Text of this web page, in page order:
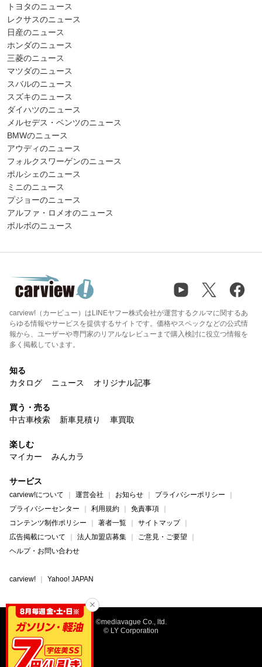
トヨタのニュース
レクサスのニュース
日産のニュース
ホンダのニュース
三菱のニュース
マツダのニュース
スバルのニュース
スズキのニュース
ダイハツのニュース
メルセデス・ベンツのニュース
BMWのニュース
アウディのニュース
フォルクスワーゲンのニュース
ポルシェのニュース
ミニのニュース
プジョーのニュース
アルファ・ロメオのニュース
ボルボのニュース
carview!（カービュー）はLINEヤフー株式会社が運営するクルマに関するあ
らゆる情報やサービスを提供するサイトです。価格やスペックなどの公式情
報から、ユーザーや専門家のリアルなレビューまで購入検討に役立つ情報を
多く掲載しています。
知る
カタログ
ニュース オリジナル記事
買う・売る
中古車検索
新車見積り 車買取
楽しむ
マイカー
みんカラ
サービス
carview!について 運営会社 お知らせ
プライバシーポリシー
プライバシーセンター
利用規約
免責事項
コンテンツ制作ポリシー
著者一覧
サイトマップ
広告掲載について
法人加盟店募集
ご意見・ご要望
ヘルプ・お問い合わせ
carview! Yahoo! JAPAN
©mediavague Co., ltd.
© LY Corporation